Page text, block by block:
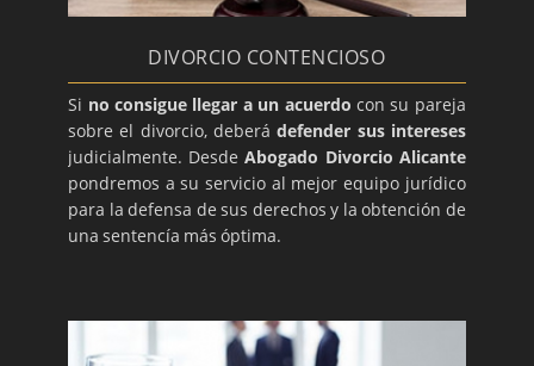
DIVORCIO CONTENCIOSO
Si no consigue llegar a un acuerdo con su pareja
sobre el divorcio, deberádefender sus intereses
judicialmente. DesdeAbogado Divorcio Alicante
pondremos a su servicio al mejor equipo jurídico
para la defensa de sus derechos y la obtención de
una sentencía más óptima.